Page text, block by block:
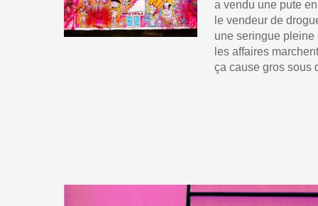
a vendu une pute
le vendeur de
une seringue pleine
les affaires marchent
ça cause gros sous